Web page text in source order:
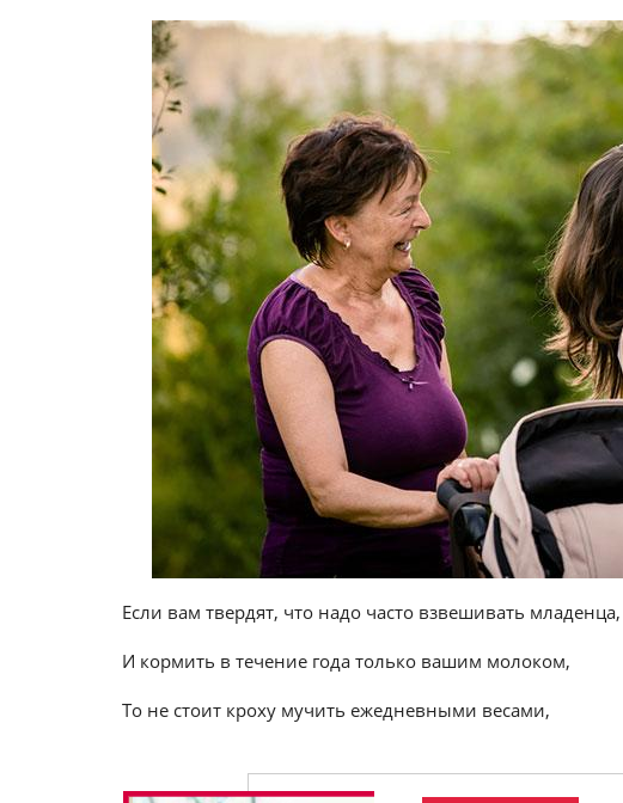
Если вам твердят, что надо часто взвешивать младенца,
И кормить в течение года только вашим молоком,
То не стоит кроху мучить ежедневными весами,